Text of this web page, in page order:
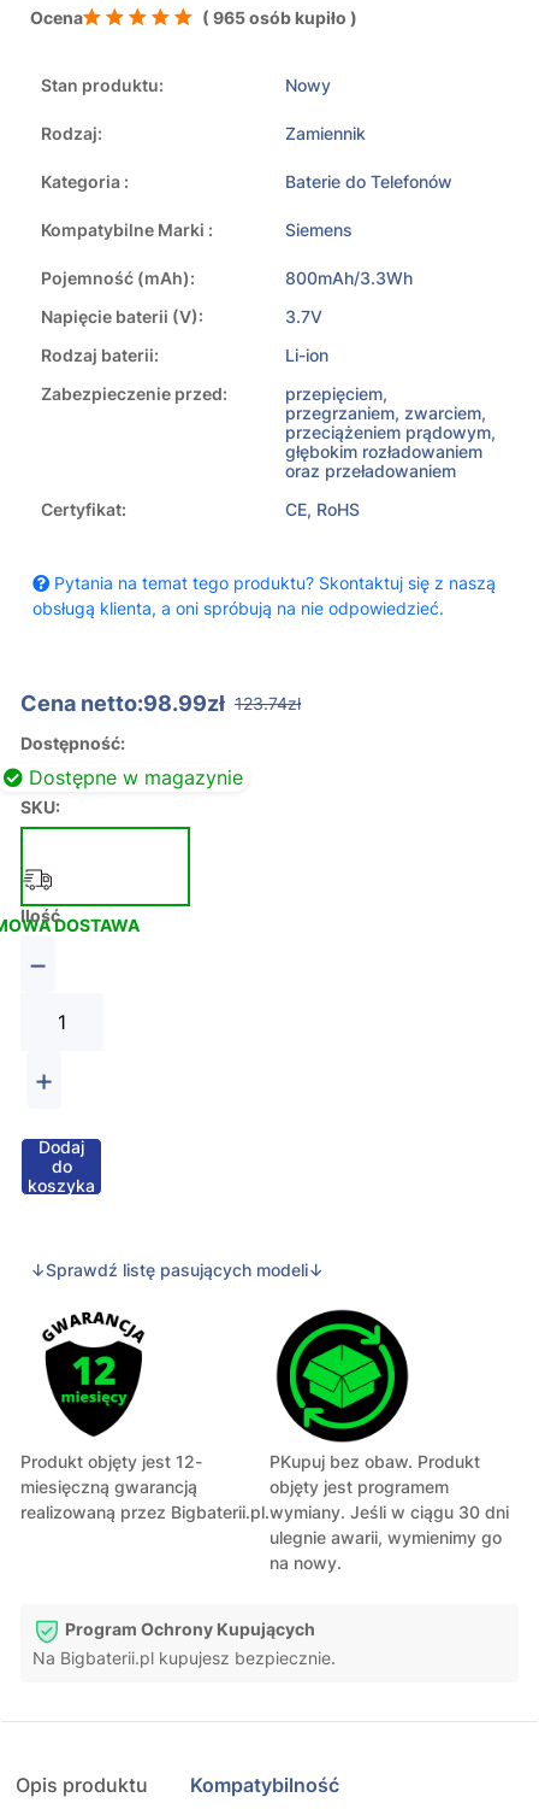
Ocena ( 965 osób kupiło )
Stan produktu: Nowy
Rodzaj: Zamiennik
Kategoria : Baterie do Telefonów
Kompatybilne Marki : Siemens
Pojemność (mAh):
800mAh/3.3Wh
Napięcie baterii (V):
3.7V
Rodzaj baterii:
Li-ion
Zabezpieczenie przed:
przepięciem,
przegrzaniem, zwarciem,
przeciążeniem prądowym,
głębokim rozładowaniem
oraz przeładowaniem
Certyfikat:
CE, RoHS
Pytania na temat tego produktu? Skontaktuj się z naszą
obsługą klienta, a oni spróbują na nie odpowiedzieć.
Cena netto:98.99zł 123.74zł
Dostępność:
Dostępne w magazynie
SKU:
DOSTAWA
Ilość
−
+
Dodaj
do
koszyka
↓Sprawdź listę pasujących modeli↓
Produkt objęty jest 12-
miesięczną gwarancją
realizowaną przez Bigbaterii.pl.
PKupuj bez obaw. Produkt
objęty jest programem
wymiany. Jeśli w ciągu 30 dni
ulegnie awarii, wymienimy go
na nowy.
Program Ochrony Kupujących
Na Bigbaterii.pl kupujesz bezpiecznie.
Opis produktu Kompatybilność